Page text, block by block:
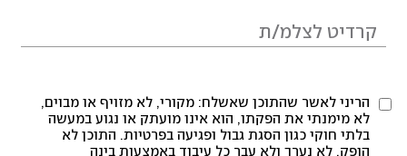
הריני לאשר שהתוכן שאשלח: מקורי, לא מזויף או מבוים,
לא מימנתי את הפקתו, הוא אינו מועתק או נגוע במעשה
בלתי חוקי כגון הסגת גבול ופגיעה בפרטיות. התוכן לא
הופק, לא נערך ולא עבר כל עיבוד באמצעות בינה